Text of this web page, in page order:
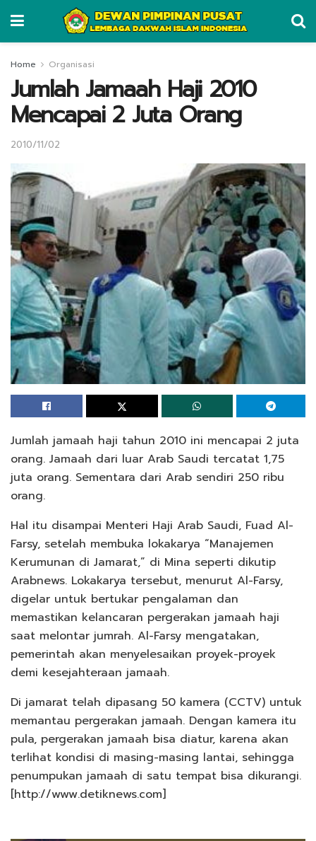
Home Organisasi
Jumlah Jamaah Haji 2010
Mencapai 2 Juta Orang
2010/11/02
Jumlah jamaah haji tahun 2010 ini mencapai 2 juta
orang. Jamaah dari luar Arab Saudi tercatat 1,75
juta orang. Sementara dari Arab sendiri 250 ribu
orang.
Hal itu disampai Menteri Haji Arab Saudi, Fuad Al-
Farsy, setelah membuka lokakarya “Manajemen
Kerumunan di Jamarat,” di Mina seperti dikutip
Arabnews. Lokakarya tersebut, menurut Al-Farsy,
digelar untuk bertukar pengalaman dan
memastikan kelancaran pergerakan jamaah haji
saat melontar jumrah. Al-Farsy mengatakan,
pemerintah akan menyelesaikan proyek-proyek
demi kesejahteraan jamaah.
Di jamarat telah dipasang 50 kamera (CCTV) untuk
memantau pergerakan jamaah. Dengan kamera itu
pula, pergerakan jamaah bisa diatur, karena akan
terlihat kondisi di masing-masing lantai, sehingga
penumpukan jamaah di satu tempat bisa dikurangi.
[http://www.detiknews.com]